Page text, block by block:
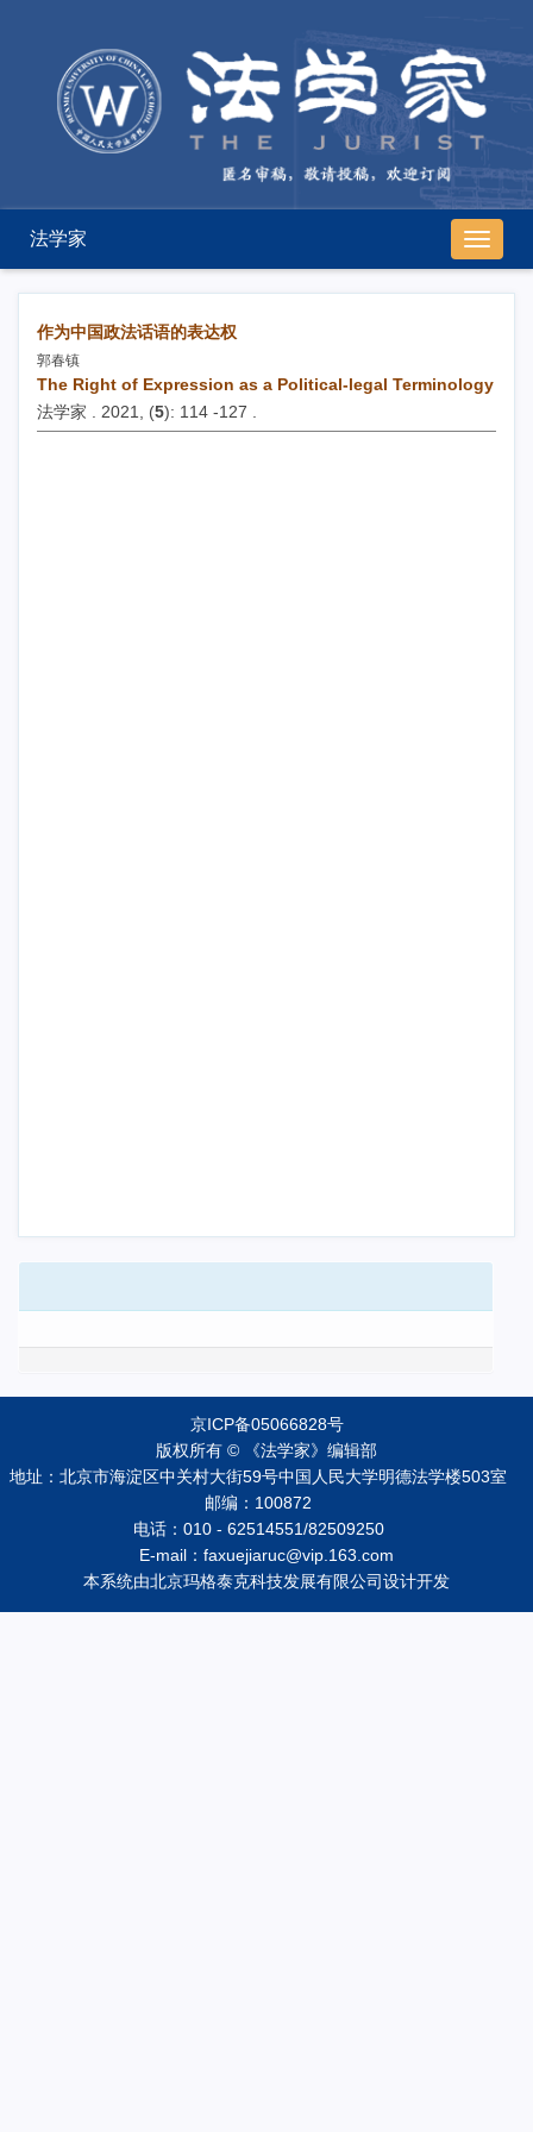
导
航
切
法学家
作为中国政法话语的表达权
郭春镇
The Right of Expression as a Political-legal Terminology
法学家 . 2021, (5): 114 -127 .
京ICP备05066828号
版权所有 © 《法学家》编辑部
地址：北京市海淀区中关村大街59号中国人民大学明德法学楼503室
邮编：100872
电话：010 - 62514551/82509250
E-mail：faxuejiaruc@vip.163.com
本系统由北京玛格泰克科技发展有限公司设计开发